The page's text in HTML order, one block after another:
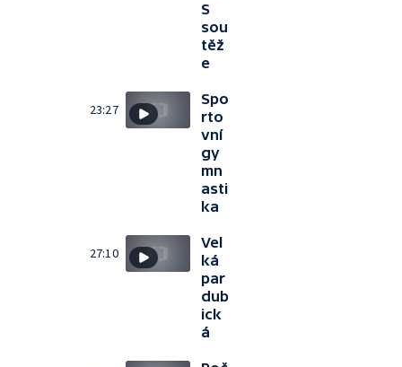
S
sou
těž
e
23:27
Spo
rto
vní
gy
mn
asti
ka
27:10
Vel
ká
par
dub
ick
á